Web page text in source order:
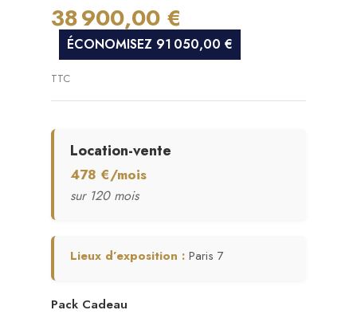
38 900,00 €
ÉCONOMISEZ 91 050,00 €
TTC
Location-vente
478 €/mois
sur 120 mois
Lieux d’exposition : Paris 7
Pack Cadeau